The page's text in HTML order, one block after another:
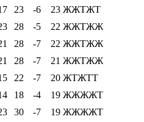
23 -6 23 ЖЖТЖТ
28 -5 22 ЖЖТЖЖ
28 -7 22 ЖЖТЖЖ
28 -7 21 ЖЖТЖЖ
22 -7 20 ЖТЖТТ
18 -4 19 ЖЖЖЖТ
30 -7 19 ЖЖЖЖТ